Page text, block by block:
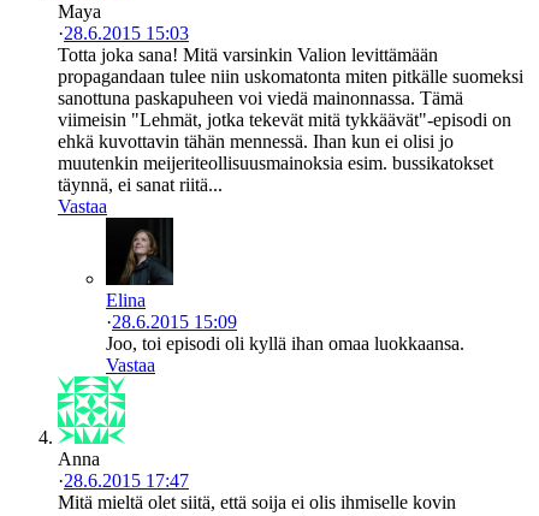
Maya
·28.6.2015 15:03
Totta joka sana! Mitä varsinkin Valion levittämään
propagandaan tulee niin uskomatonta miten pitkälle suomeksi
sanottuna paskapuheen voi viedä mainonnassa. Tämä
viimeisin "Lehmät, jotka tekevät mitä tykkäävät"-episodi on
ehkä kuvottavin tähän mennessä. Ihan kun ei olisi jo
muutenkin meijeriteollisuusmainoksia esim. bussikatokset
täynnä, ei sanat riitä...
Vastaa
Elina
·28.6.2015 15:09
Joo, toi episodi oli kyllä ihan omaa luokkaansa.
Vastaa
Anna
·28.6.2015 17:47
Mitä mieltä olet siitä, että soija ei olis ihmiselle kovin